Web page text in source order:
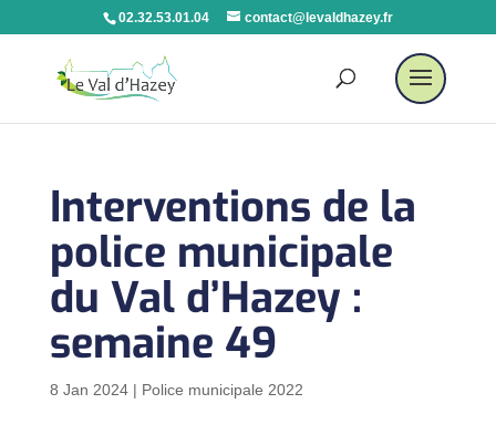
02.32.53.01.04 contact@levaldhazey.fr
Interventions de la
police municipale
du Val d’Hazey :
semaine 49
8 Jan 2024| Police municipale 2022